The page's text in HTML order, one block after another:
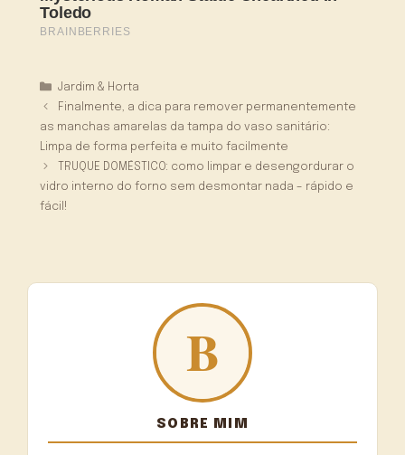
Categorias
Jardim & Horta
Finalmente, a dica para remover permanentemente
as manchas amarelas da tampa do vaso sanitário:
Limpa de forma perfeita e muito facilmente
TRUQUE DOMÉSTICO: como limpar e desengordurar o
vidro interno do forno sem desmontar nada – rápido e
fácil!
SOBRE MIM